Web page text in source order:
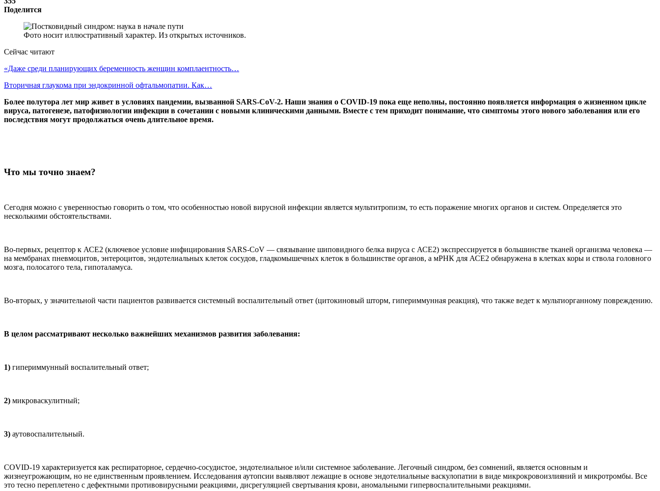
Поделится
Фото носит иллюстративный характер. Из открытых источников.
Сейчас читают
«Даже среди планирующих беременность женщин комплаентность…
Вторичная глаукома при эндокринной офтальмопатии. Как…
Более полутора лет мир живет в условиях пандемии, вызванной SARS-CoV-2. Наши знания о COVID-19 пока еще неполны, постоянно появляется информация о жизненном цикле
вируса, патогенезе, патофизиологии инфекции в сочетании с новыми клиническими данными. Вместе с тем приходит понимание, что симптомы этого нового заболевания или его
последствия могут продолжаться очень длительное время.
Что мы точно знаем?
Сегодня можно с уверенностью говорить о том, что особенностью новой вирусной инфекции является мультитропизм, то есть поражение многих органов и систем. Определяется это
несколькими обстоятельствами.
Во-первых, рецептор к АСЕ2 (ключевое условие инфицирования SARS-CoV — связывание шиповидного белка вируса с АСЕ2) экспрессируется в большинстве тканей организма человека —
на мембранах пневмоцитов, энтероцитов, эндотелиальных клеток сосудов, гладкомышечных клеток в большинстве органов, а мРНК для АСЕ2 обнаружена в клетках коры и ствола головного
мозга, полосатого тела, гипоталамуса.
Во-вторых, у значительной части пациентов развивается системный воспалительный ответ (цитокиновый шторм, гипериммунная реакция), что также ведет к мультиорганному повреждению.
В целом рассматривают несколько важнейших механизмов развития заболевания:
1) гипериммунный воспалительный ответ;
2) микроваскулитный;
3) аутовоспалительный.
COVID-19 характеризуется как респираторное, сердечно-сосудистое, эндотелиальное и/или системное заболевание. Легочный синдром, без сомнений, является основным и
жизнеугрожающим, но не единственным проявлением. Исследования аутопсии выявляют лежащие в основе эндотелиальные васкулопатии в виде микрокровоизлияний и микротромбы. Все
это тесно переплетено с дефектными противовирусными реакциями, дисрегуляцией свертывания крови, аномальными гипервоспалительными реакциями.